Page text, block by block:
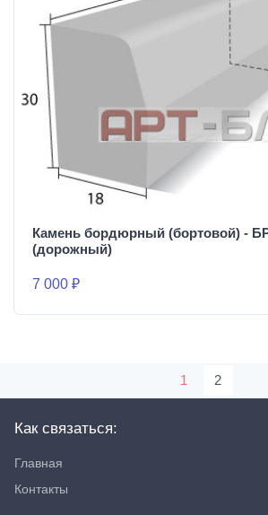
Камень бордюрный (бортовой) - БР
(дорожный)
7 000 ₽
1 2
Как связаться:
Главная
Контакты